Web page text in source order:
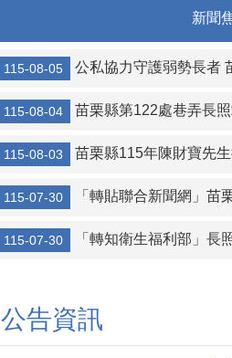
新聞
115-08-05 公私協力守護弱勢長者
115-08-04 苗栗縣第122處巷弄長
115-08-03 苗栗縣115年陳財寶先
115-07-30 「轉貼聯合新聞網」苗
115-07-30 「轉知衛生福利部」
公告資訊